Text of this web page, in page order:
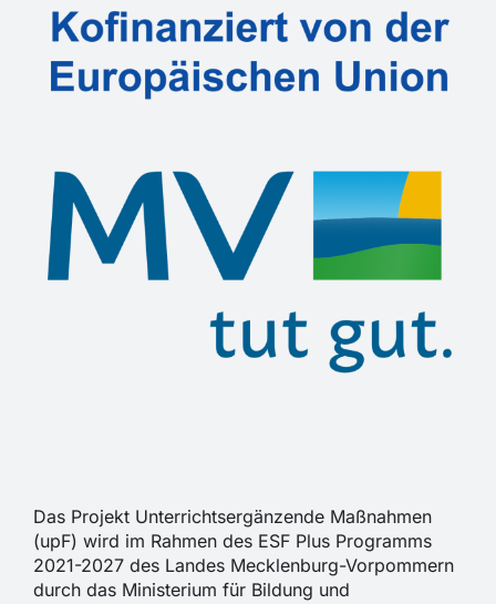
Das Projekt Unterrichtsergänzende Maßnahmen
(upF) wird im Rahmen des ESF Plus Programms
2021-2027 des Landes Mecklenburg-Vorpommern
durch das Ministerium für Bildung und